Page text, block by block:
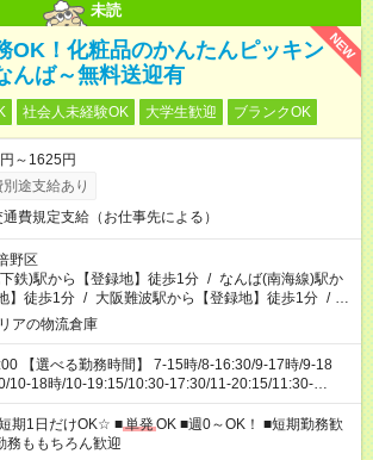
未読
NEW
OK！化粧品のかんたんピッキン
んば～無料送迎有
社会人未経験OK 大学生歓迎 ブランクOK
～1625円
途支給あり
通費規定支給（お仕事先による）
野区
鉄)駅から【登録地】徒歩1分 / なんば(南海線)駅か
】徒歩1分 / 大阪難波駅から【登録地】徒歩1分 /
アの物流倉庫
【選べる勤務時間】 7-15時/8-16:30/9-17時/9-18
10-18時/10-19:15/10:30-17:30/11-20:15/11:30-
時/13-18時/13-18:30/13-22時/14-20時/14:30-23
/18-22時/18-23時/22-翌6時/23-翌4時/0-翌9時 選べる
フト
期1日だけOK☆ ■単発OK ■週0～OK！ ■短期勤務歓
務ももちろん歓迎